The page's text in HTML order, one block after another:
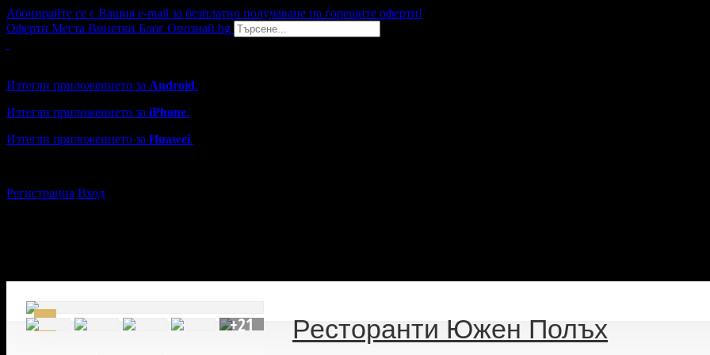
Абонирайте се с Вашия e-mail за безплатно получаване на горещите оферти!
Оферти Места Винетки Блог Опознай.bg
Изтегли приложението за Android.
Изтегли приложението за iPhone.
Изтегли приложението за Huawei.
Регистрация Вход
+21 Ресторанти Южен Полъх